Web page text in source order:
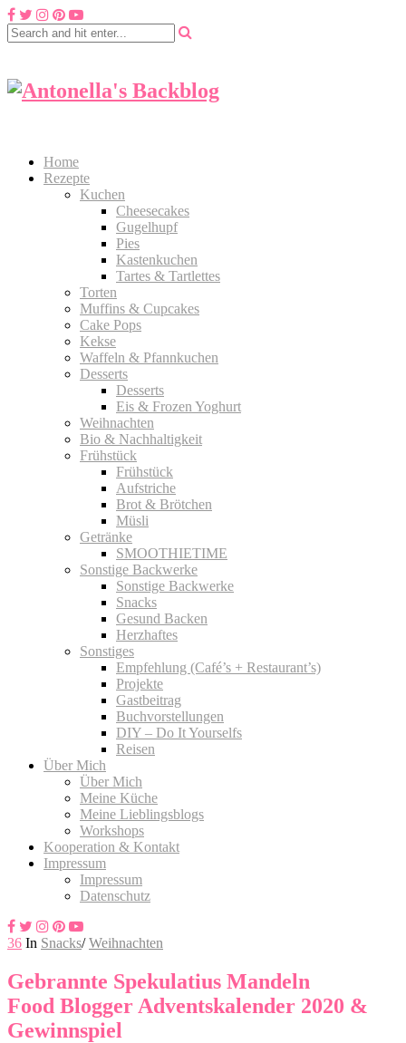
Home
Rezepte
Kuchen
Cheesecakes
Gugelhupf
Pies
Kastenkuchen
Tartes & Tartlettes
Torten
Muffins & Cupcakes
Cake Pops
Kekse
Waffeln & Pfannkuchen
Desserts
Desserts
Eis & Frozen Yoghurt
Weihnachten
Bio & Nachhaltigkeit
Frühstück
Frühstück
Aufstriche
Brot & Brötchen
Müsli
Getränke
SMOOTHIETIME
Sonstige Backwerke
Sonstige Backwerke
Snacks
Gesund Backen
Herzhaftes
Sonstiges
Empfehlung (Café’s + Restaurant’s)
Projekte
Gastbeitrag
Buchvorstellungen
DIY – Do It Yourselfs
Reisen
Über Mich
Über Mich
Meine Küche
Meine Lieblingsblogs
Workshops
Kooperation & Kontakt
Impressum
Impressum
Datenschutz
36 In Snacks/ Weihnachten
Gebrannte Spekulatius Mandeln
Food Blogger Adventskalender 2020 &
Gewinnspiel